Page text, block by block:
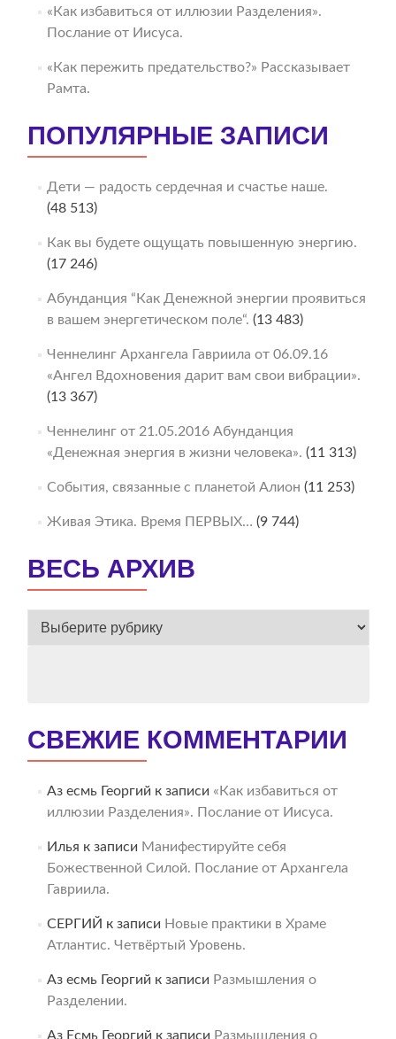
«Как избавиться от иллюзии Разделения».
Послание от Иисуса.
«Как пережить предательство?» Рассказывает
Рамта.
ПОПУЛЯРНЫЕ ЗАПИСИ
Дети — радость сердечная и счастье наше.
(48 513)
Как вы будете ощущать повышенную энергию.
(17 246)
Абунданция “Как Денежной энергии проявиться
в вашем энергетическом поле“. (13 483)
Ченнелинг Архангела Гавриила от 06.09.16
«Ангел Вдохновения дарит вам свои вибрации».
(13 367)
Ченнелинг от 21.05.2016 Абунданция
«Денежная энергия в жизни человека». (11 313)
События, связанные с планетой Алион (11 253)
Живая Этика. Время ПЕРВЫХ… (9 744)
ВЕСЬ АРХИВ
ВЕСЬ
СВЕЖИЕ КОММЕНТАРИИ
Аз есмь Георгий к записи «Как избавиться от
иллюзии Разделения». Послание от Иисуса.
Илья к записи Манифестируйте себя
Божественной Силой. Послание от Архангела
Гавриила.
СЕРГИЙ к записи Новые практики в Храме
Атлантис. Четвёртый Уровень.
Аз есмь Георгий к записи Размышления о
Разделении.
Аз Есмь Георгий к записи Размышления о